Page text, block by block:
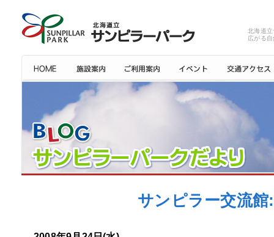
北海道
広がる
サンピラー交流